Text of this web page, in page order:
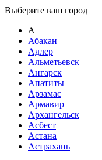
Выберите ваш город
А
Абакан
Адлер
Альметьевск
Ангарск
Апатиты
Арзамас
Армавир
Архангельск
Асбест
Астана
Астрахань